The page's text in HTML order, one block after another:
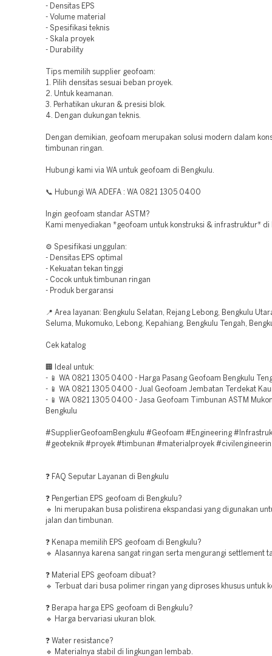
- Densitas EPS
- Volume material
- Spesifikasi teknis
- Skala proyek
- Durability
Tips memilih supplier geofoam:
1. Pilih densitas sesuai beban proyek.
2. Untuk keamanan.
3. Perhatikan ukuran & presisi blok.
4. Dengan dukungan teknis.
Dengan demikian, geofoam merupakan solusi modern dalam
timbunan ringan.
Hubungi kami via WA untuk geofoam di Bengkulu.
📞 Hubungi WA ADEFA : WA 0821 1305 0400
Ingin geofoam standar ASTM?
Kami menyediakan *geofoam untuk konstruksi & infrastruktur* di
⚙️ Spesifikasi unggulan:
- Densitas EPS optimal
- Kekuatan tekan tinggi
- Cocok untuk timbunan ringan
- Produk bergaransi
📍 Area layanan: Bengkulu Selatan, Rejang Lebong, Bengkulu
Seluma, Mukomuko, Lebong, Kepahiang, Bengkulu Tengah,
Cek katalog
🏢 Ideal untuk:
- 📱 WA 0821 1305 0400 - Harga Pasang Geofoam Bengkulu
- 📱 WA 0821 1305 0400 - Jual Geofoam Jembatan Terdekat
- 📱 WA 0821 1305 0400 - Jasa Geofoam Timbunan ASTM
Bengkulu
#SupplierGeofoamBengkulu #Geofoam #Engineering
#geoteknik #proyek #timbunan #materialproyek
❓ FAQ Seputar Layanan di Bengkulu
❓ Pengertian EPS geofoam di Bengkulu?
🔹 Ini merupakan busa polistirena ekspandasi yang digunakan
jalan dan timbunan.
❓ Kenapa memilih EPS geofoam di Bengkulu?
🔹 Alasannya karena sangat ringan serta mengurangi settlement
❓ Material EPS geofoam dibuat?
🔹 Terbuat dari busa polimer ringan yang diproses khusus untuk
❓ Berapa harga EPS geofoam di Bengkulu?
🔹 Harga bervariasi ukuran blok.
❓ Water resistance?
🔹 Materialnya stabil di lingkungan lembab.